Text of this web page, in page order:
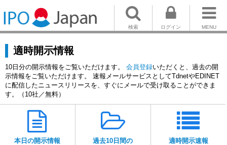
MENU
ログイン
検索
適時開示情報
10日分の開示情報をご覧いただけます。 会員登録いただくと、過去の開
示情報をご覧いただけます。 速報メールサービスとしてTdnetやEDINET
に配信したニュースリリースを、すぐにメールで受け取ることができま
す。（10社／無料）
本日の開示情報
過去10日間の
適時開示速報